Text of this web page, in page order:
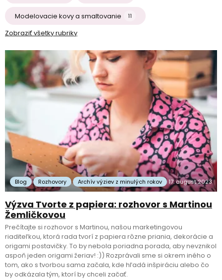
Modelovacie kovy a smaltovanie 11
Zobraziť všetky rubriky
Blog Rozhovory Archív výziev z minulých rokov 17. august 2023
Výzva Tvorte z papiera: rozhovor s Martinou
Žemličkovou
Prečítajte si rozhovor s Martinou, našou marketingovou
riaditeľkou, ktorá rada tvorí z papiera rôzne priania, dekorácie a
origami postavičky. To by nebola poriadna porada, aby nevznikol
aspoň jeden origami žeriav! :)) Rozprávali sme si okrem iného o
tom, ako s tvorbou sama začala, kde hľadá inšpiráciu alebo čo
by odkázala tým, ktorí by chceli začať.